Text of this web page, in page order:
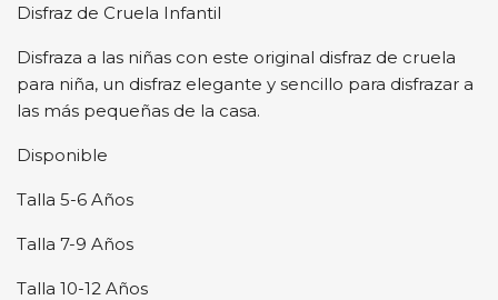
Disfraz de Cruela Infantil
Disfraza a las niñas con este original disfraz de cruela
para niña, un disfraz elegante y sencillo para disfrazar a
las más pequeñas de la casa.
Disponible
Talla 5-6 Años
Talla 7-9 Años
Talla 10-12 Años